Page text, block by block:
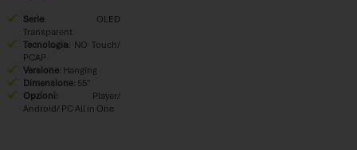
Serie: OLED
Transparent
Tecnologia: NO Touch/
PCAP
Versione: Hanging
Dimensione: 55″
Opzioni: Player/
Android/ PC All in One